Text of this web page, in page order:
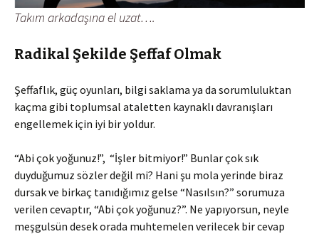
Takım arkadaşına el uzat….
Radikal Şekilde Şeffaf Olmak
Şeffaflık, güç oyunları, bilgi saklama ya da sorumluluktan
kaçma gibi toplumsal ataletten kaynaklı davranışları
engellemek için iyi bir yoldur.
“Abi çok yoğunuz!”, “İşler bitmiyor!” Bunlar çok sık
duyduğumuz sözler değil mi? Hani şu mola yerinde biraz
dursak ve birkaç tanıdığımız gelse “Nasılsın?” sorumuza
verilen cevaptır, “Abi çok yoğunuz?”. Ne yapıyorsun, neyle
meşgulsün desek orada muhtemelen verilecek bir cevap